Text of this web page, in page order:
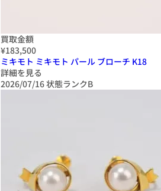
買取金額
¥183,500
ミキモト ミキモト パール ブローチ K18
詳細を見る
2026/07/16状態ランクB